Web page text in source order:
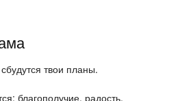
твои планы.
благополучие, радость.